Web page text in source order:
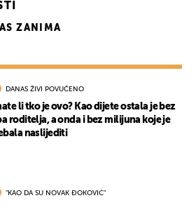
ZANIMA
DANAS ŽIVI POVUČENO
li tko je ovo? Kao dijete ostala je bez
roditelja, a onda i bez milijuna koje je
naslijediti
"KAO DA SU NOVAK ĐOKOVIĆ"